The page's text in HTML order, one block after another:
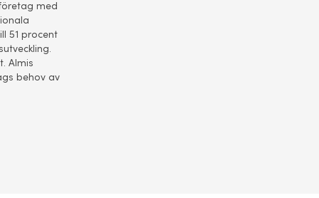
med
51 procent
Almis
behov av